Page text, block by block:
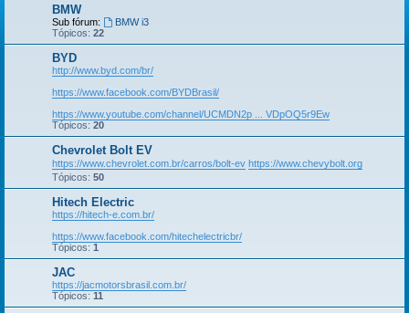
BMW
Sub fórum:
BMW i3
Tópicos: 22
BYD
http://www.byd.com/br/
https://www.facebook.com/BYDBrasil/
https://www.youtube.com/channel/UCMDN2p ... VDpOQ5r9Ew
Tópicos: 20
Chevrolet Bolt EV
https://www.chevrolet.com.br/carros/bolt-ev https://www.chevybolt.org
Tópicos: 50
Hitech Electric
https://hitech-e.com.br/
https://www.facebook.com/hitechelectricbr/
Tópicos: 1
JAC
https://jacmotorsbrasil.com.br/
Tópicos: 11